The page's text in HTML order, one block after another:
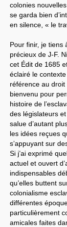
colonies
se garda bien
en silence, « le
Pour finir, je tiens
précieux de J-F.
cet Édit de 1685
éclairé le
référence au
bienvenu pour
histoire de
des législateurs
salue d’autant
les idées reçues
s’appuyant sur
Si j’ai exprimé
actuel et ouvert
indispensables
qu’elles buttent
colonialisme
différentes
particulièrement
amicales faites